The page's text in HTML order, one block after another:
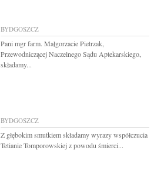
BYDGOSZCZ
Pani mgr farm. Małgorzacie Pietrzak,
Przewodniczącej Naczelnego Sądu Aptekarskiego,
składamy...
BYDGOSZCZ
Z głębokim smutkiem składamy wyrazy współczucia
Tetianie Tomporowskiej z powodu śmierci...